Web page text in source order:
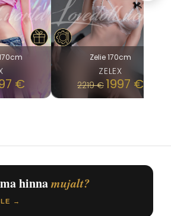
€
Zelie 170cm
ZELEX
2219€ 1997 €
hinnamujalt?
→